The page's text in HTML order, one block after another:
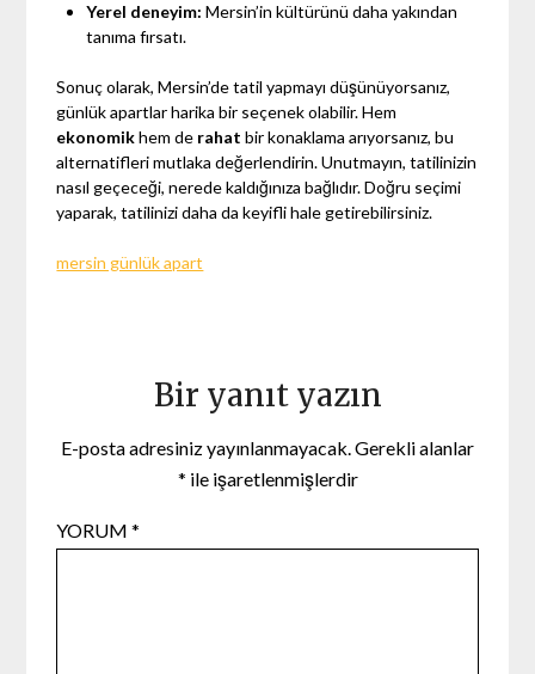
Yerel deneyim: Mersin’in kültürünü daha yakından
tanıma fırsatı.
Sonuç olarak, Mersin’de tatil yapmayı düşünüyorsanız,
günlük apartlar harika bir seçenek olabilir. Hem
ekonomikhem de rahat bir konaklama arıyorsanız, bu
alternatifleri mutlaka değerlendirin. Unutmayın, tatilinizin
nasıl geçeceği, nerede kaldığınıza bağlıdır. Doğru seçimi
yaparak, tatilinizi daha da keyifli hale getirebilirsiniz.
mersin günlük apart
Bir yanıt yazın
E-posta adresiniz yayınlanmayacak. Gerekli alanlar
* ile işaretlenmişlerdir
YORUM*